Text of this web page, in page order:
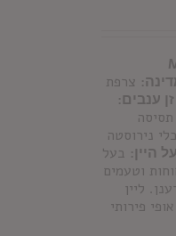
צרפת
זן ענבים:
תסיסה
נירוסטה
על היין: בעל
וטעמים
ליין
פירותי